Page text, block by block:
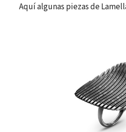
Aquí algunas piezas de